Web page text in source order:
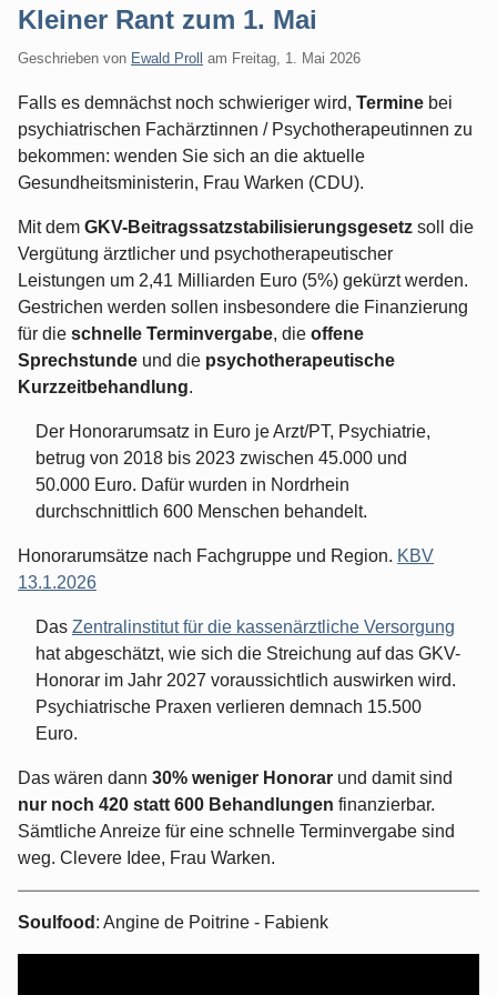
Kleiner Rant zum 1. Mai
Geschrieben von Ewald Proll am Freitag, 1. Mai 2026
Falls es demnächst noch schwieriger wird, Termine bei
psychiatrischen Fachärztinnen / Psychotherapeutinnen zu
bekommen: wenden Sie sich an die aktuelle
Gesundheitsministerin, Frau Warken (CDU).
Mit dem GKV-Beitragssatzstabilisierungsgesetz soll die
Vergütung ärztlicher und psychotherapeutischer
Leistungen um 2,41 Milliarden Euro (5%) gekürzt werden.
Gestrichen werden sollen insbesondere die Finanzierung
für die schnelle Terminvergabe, die offene
Sprechstunde und die psychotherapeutische
Kurzzeitbehandlung.
Der Honorarumsatz in Euro je Arzt/PT, Psychiatrie,
betrug von 2018 bis 2023 zwischen 45.000 und
50.000 Euro. Dafür wurden in Nordrhein
durchschnittlich 600 Menschen behandelt.
Honorarumsätze nach Fachgruppe und Region. KBV
13.1.2026
Das Zentralinstitut für die kassenärztliche Versorgung
hat abgeschätzt, wie sich die Streichung auf das GKV-
Honorar im Jahr 2027 voraussichtlich auswirken wird.
Psychiatrische Praxen verlieren demnach 15.500
Euro.
Das wären dann 30% weniger Honorar und damit sind
nur noch 420 statt 600 Behandlungen finanzierbar.
Sämtliche Anreize für eine schnelle Terminvergabe sind
weg. Clevere Idee, Frau Warken.
Soulfood : Angine de Poitrine - Fabienk